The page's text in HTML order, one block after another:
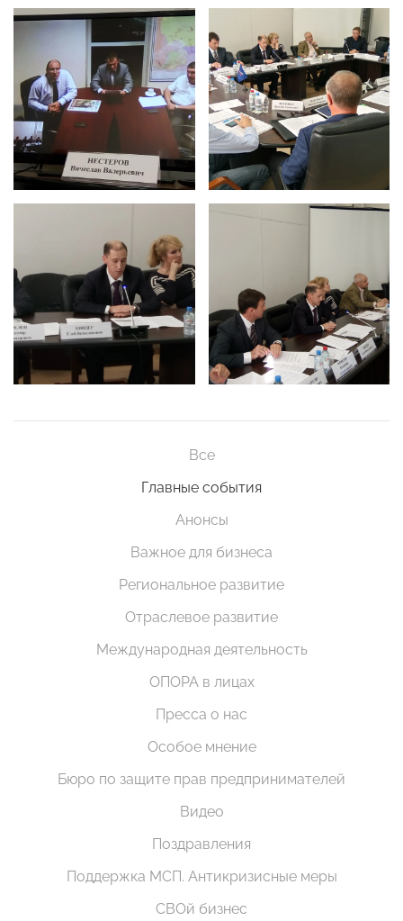
Все
Главные события
Анонсы
Важное для бизнеса
Региональное развитие
Отраслевое развитие
Международная деятельность
ОПОРА в лицах
Пресса о нас
Особое мнение
Бюро по защите прав предпринимателей
Видео
Поздравления
Поддержка МСП. Антикризисные меры
СВОй бизнес